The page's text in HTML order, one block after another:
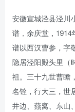
安徽宣城泾县泾川
谱，余庆堂，1914
谱以西汉曹参，字
隐居泾阳殿头里（
祖。三十九世曹瞻
名铨，行大三，世
井边、燕窝、东山